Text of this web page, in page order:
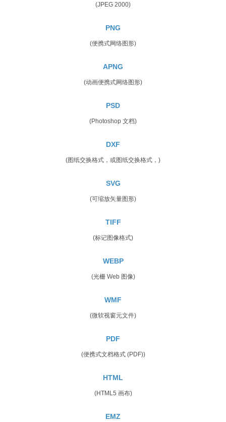
(JPEG 2000)
PNG
(便携式网络图形)
APNG
(动画便携式网络图形)
PSD
(Photoshop 文档)
DXF
(图纸交换格式，或图纸交换格式，)
SVG
(可缩放矢量图形)
TIFF
(标记图像格式)
WEBP
(光栅 Web 图像)
WMF
(微软视窗元文件)
PDF
(便携式文档格式 (PDF))
HTML
(HTML5 画布)
EMZ